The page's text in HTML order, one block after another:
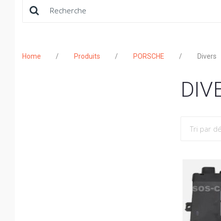
Rechercher:
Home / Produits / PORSCHE / Divers